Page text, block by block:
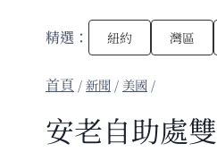
精選： 紐約 灣區
/新聞 / 美國 /
安老自助處